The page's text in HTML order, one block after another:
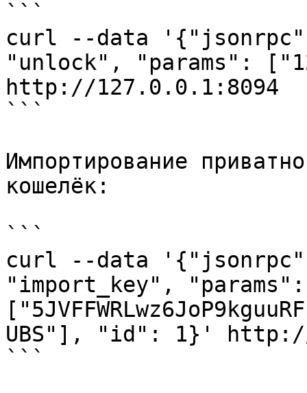
```
curl --data
"unlock", "params":
http://127.0.0.1:8094
```
Импортирование
кошелёк:
```
curl --data
"import_key", "params":
UBS"], "id": 1}' http://
```